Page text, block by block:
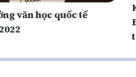
văn học quốc tế